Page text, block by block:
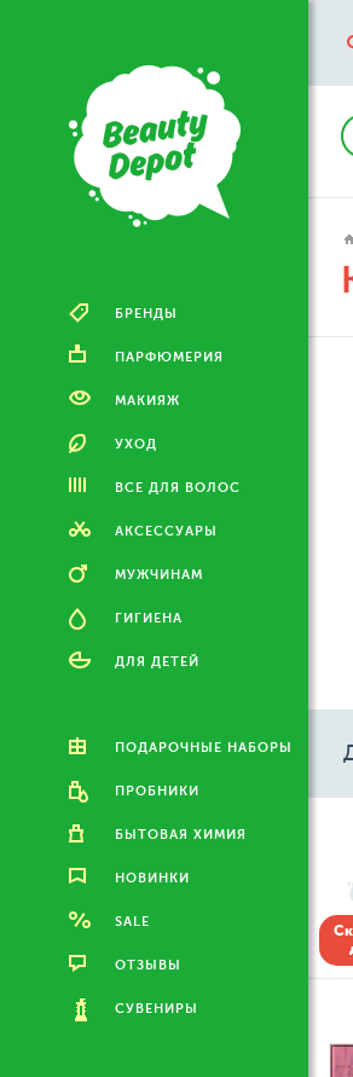
БРЕНДЫ
ПАРФЮМЕРИЯ
МАКИЯЖ
УХОД
ВСЕ ДЛЯ ВОЛОС
АКСЕССУАРЫ
МУЖЧИНАМ
ГИГИЕНА
ДЛЯ ДЕТЕЙ
ПОДАРОЧНЫЕ НАБОРЫ
ПРОБНИКИ
БЫТОВАЯ ХИМИЯ
НОВИНКИ
SALE
ОТЗЫВЫ
СУВЕНИРЫ